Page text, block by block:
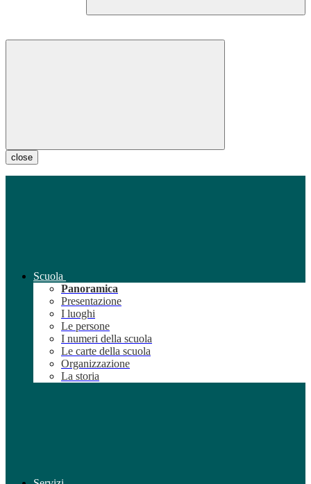
close
Scuola
Panoramica
Presentazione
I luoghi
Le persone
I numeri della scuola
Le carte della scuola
Organizzazione
La storia